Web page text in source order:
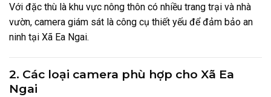
Với đặc thù là khu vực nông thôn có nhiều trang trại và nhà
vườn, camera giám sát là công cụ thiết yếu để đảm bảo an
ninh tại Xã Ea Ngai.
2. Các loại camera phù hợp cho Xã Ea
Ngai